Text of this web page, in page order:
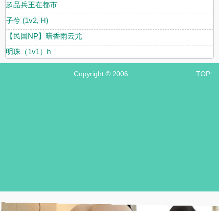
超品兵王在都市
子兮 (1v2, H)
【民国NP】暗香雨云尤
明珠（1v1）h
Copyright © 2006 TOP↑